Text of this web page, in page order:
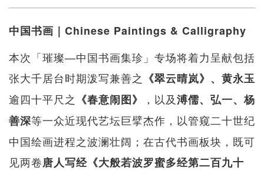
中国书画｜Chinese Paintings & Calligraphy
本次「璀璨—中国书画集珍」专场将着力呈献包括
张大千居台时期泼写兼善之 《翠云晴岚》、黄永玉
逾四十平尺之 《春意闹图》 ，以及溥儒、弘一、杨
善深等一众近现代艺坛巨擘杰作，以管窥二十世纪
中国绘画进程之波澜壮阔；在古代书画板块，既可
见两卷唐人写经《大般若波罗蜜多经第二百九十